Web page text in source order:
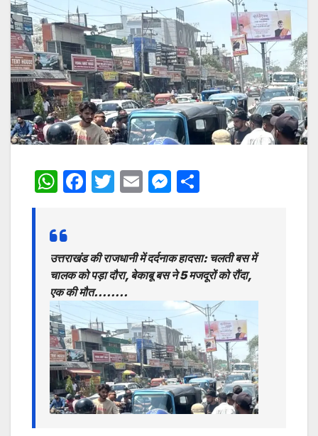
W
at
s
A
p
p
F
e
b
o
o
k
T
er
E
l
M
s
e
n
g
er
e
उत्तराखंड की राजधानी में दर्दनाक हादसा: चलती बस में
चालक को पड़ा दौरा, बेकाबू बस ने 5 मजदूरों को रौंदा,
एक की मौत……..